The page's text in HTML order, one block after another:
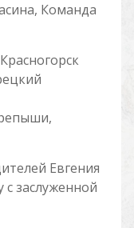
Команда
Евгения
заслуженной